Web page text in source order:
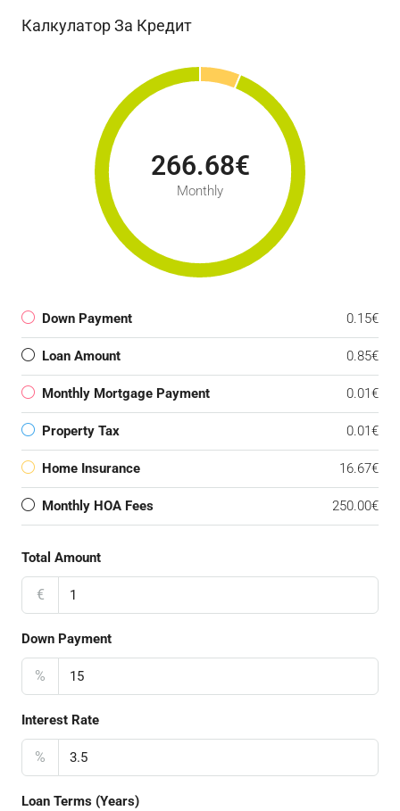
Калкулатор За Кредит
266.68€
Monthly
Down Payment 0.15€
Loan Amount 0.85€
Monthly Mortgage Payment 0.01€
Property Tax 0.01€
Home Insurance 16.67€
Monthly HOA Fees 250.00€
Total Amount
€
Down Payment
%
Interest Rate
%
Loan Terms (Years)